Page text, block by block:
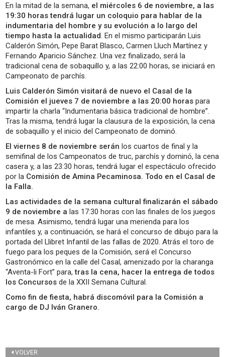
En la mitad de la semana, el miércoles 6 de noviembre, a las
19:30 horas tendrá lugar un coloquio para hablar de la
indumentaria del hombre y su evolución a lo largo del
tiempo hasta la actualidad. En el mismo participarán Luis
Calderón Simón, Pepe Barat Blasco, Carmen Lluch Martínez y
Fernando Aparicio Sánchez. Una vez finalizado, será la
tradicional cena de sobaquillo y, a las 22:00 horas, se iniciará en
Campeonato de parchís.
Luis Calderón Simón visitará de nuevo el Casal de la
Comisión el jueves 7 de noviembre a las 20:00 horas para
impartir la charla “Indumentaria básica tradicional de hombre”.
Tras la misma, tendrá lugar la clausura de la exposición, la cena
de sobaquillo y el inicio del Campeonato de dominó.
El viernes 8 de noviembre serán los cuartos de final y la
semifinal de los Campeonatos de truc, parchís y dominó, la cena
casera y, a las 23:30 horas, tendrá lugar el espectáculo ofrecido
por la Comisión de Amina Pecaminosa. Todo en el Casal de
la Falla.
Las actividades de la semana cultural finalizarán el sábado
9 de noviembre a las 17:30 horas con las finales de los juegos
de mesa. Asimismo, tendrá lugar una merienda para los
infantiles y, a continuación, se hará el concurso de dibujo para la
portada del Llibret Infantil de las fallas de 2020. Atrás el toro de
fuego para los peques de la Comisión, será el Concurso
Gastronómico en la calle del Casal, amenizado por la charanga
“Aventa-li Fort” para,tras la cena, hacer la entrega de todos
los Concursosde la XXII Semana Cultural.
Como fin de fiesta, habrá discomóvil para la Comisión a
cargo de DJ Iván Granero.
VOLVER